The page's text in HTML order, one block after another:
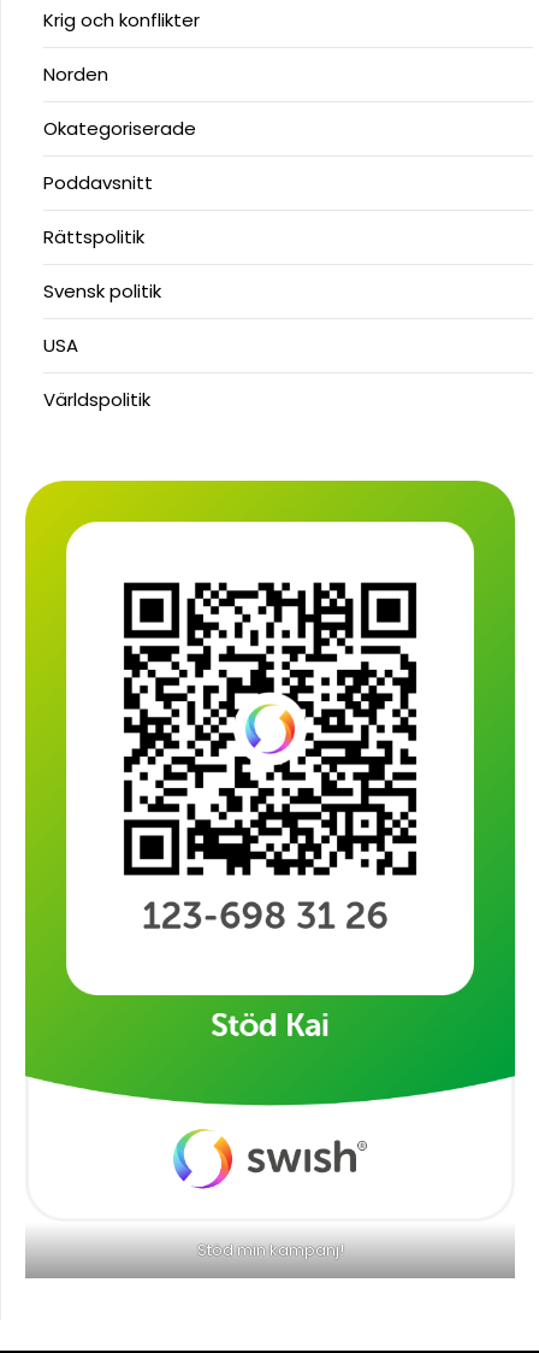
Krig och konflikter
Norden
Okategoriserade
Poddavsnitt
Rättspolitik
Svensk politik
USA
Världspolitik
Stöd min kampanj!